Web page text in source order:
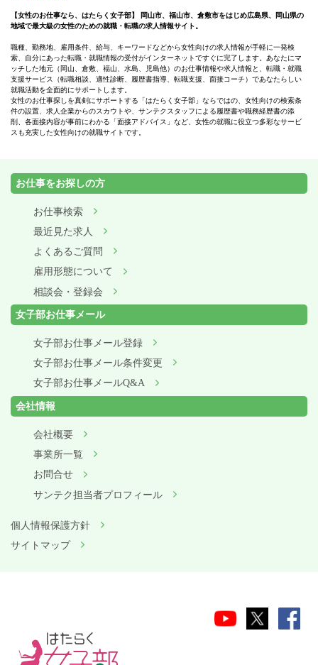
【女性のお仕事なら、はたらく女子部】 岡山市、福山市、倉敷市をはじめ広島県、岡山県の
地域で最大級の女性のための就職・転職の求人情報サイト。
職種、勤務地、雇用条件、給与、キーワードなどから女性向けの求人情報が手軽に一発検
索、自分にあった転職・就職情報の受付がインターネットですぐに完了します。あなたにマ
ッチした地元（岡山、倉敷、福山、水島、児島他）のお仕事情報や求人情報と、転職・就職
支援サービス（転職相談、適性診断、履歴書指導、転職支援、面接コーチ）であなたらしい
就職活動を全面的にサポートします。
女性のお仕事探しを真剣にサポートする「はたらく女子部」ならではの、女性向けの検索条
件の設置、求人企業からのスカウトや、サンテクスタッフによる履歴書や職務経歴書の添
削、各面接内容が事前にわかる「面接アドバイス」など、女性の就職に役立つ多彩なサービ
スも充実した女性向けの就職サイトです。
お仕事をお探しの方
お仕事検索
最近見た求人
よくあるご質問
雇用形態について
相談会・登録会
女子部お仕事メール
女子部お仕事メール登録
女子部お仕事メール条件変更
女子部お仕事メールQ&A
会社情報
会社概要
事業所一覧
お問合せ
サンテク担当者プロフィール
個人情報保護方針
サイトマップ